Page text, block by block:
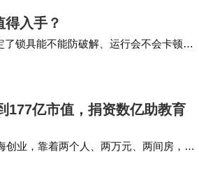
入手？
锁具能不能防破解、运行会不会卡顿。
，也就是说…
177亿市值，捐资数亿助教育
业，靠着两个人、两万元、两间房，创